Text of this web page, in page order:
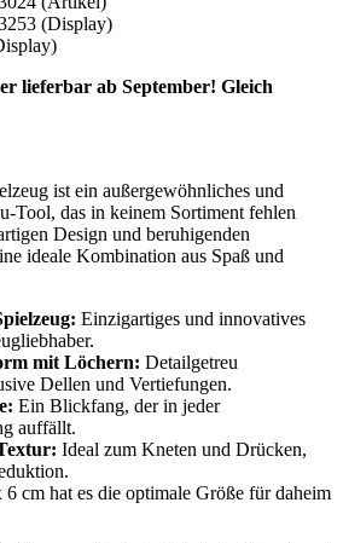
(Display)
lieferbar ab September! Gleich
ist ein außergewöhnliches und
Tool, das in keinem Sortiment fehlen
Design und beruhigenden
ideale Kombination aus Spaß und
Einzigartiges und innovatives
mit Löchern: Detailgetreu
Dellen und Vertiefungen.
Ein Blickfang, der in jeder
auffällt.
Ideal zum Kneten und Drücken,
6 cm hat es die optimale Größe für daheim